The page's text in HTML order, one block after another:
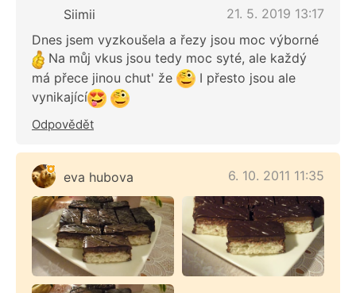
Siimii
21. 5. 2019 13:17
Dnes jsem vyzkoušela a řezy jsou moc výborné
Na můj vkus jsou tedy moc syté, ale každý
má přece jinou chut' že
I přesto jsou ale
vynikající
Odpovědět
eva hubova 6. 10. 2011 11:35